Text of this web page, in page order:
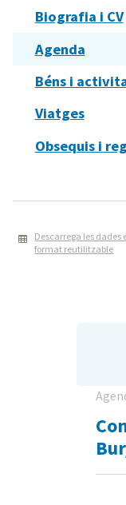
Biografia i CV
Agenda
Béns i
Viatges
Obsequis i
Descarrega les dades
format reutilitzable